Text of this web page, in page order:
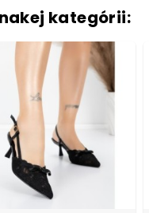
kategórii: